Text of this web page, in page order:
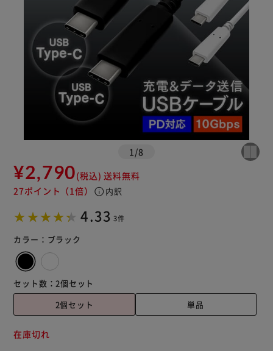
1 /8
¥2,790(税込) 送料無料
27ポイント （1倍） info 内訳
4.33 3件
カラー： ブラック
セット数： 2個セット
2個セット
単品
在庫切れ